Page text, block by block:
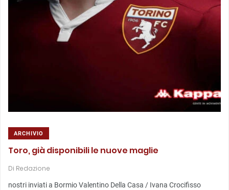
ARCHIVIO
Toro, già disponibili le nuove maglie
Di Redazione
nostri inviati a Bormio Valentino Della Casa / Ivana Crocifisso